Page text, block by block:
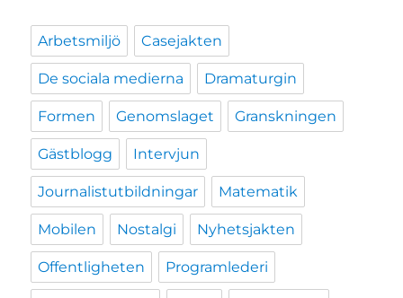
Arbetsmiljö Casejakten
De sociala medierna Dramaturgin
Formen Genomslaget Granskningen
Gästblogg Intervjun
Journalistutbildningar Matematik
Mobilen Nostalgi Nyhetsjakten
Offentligheten Programlederi